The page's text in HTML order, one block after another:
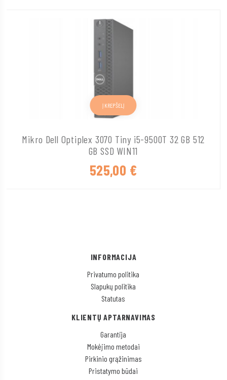
Mikro Dell Optiplex 3070 Tiny i5-9500T 32 GB 512
GB SSD WIN11
525,00 €
Į KREPŠELĮ
INFORMACIJA
Privatumo politika
Slapukų politika
Statutas
KLIENTŲ APTARNAVIMAS
Garantija
Mokėjimo metodai
Pirkinio grąžinimas
Pristatymo būdai